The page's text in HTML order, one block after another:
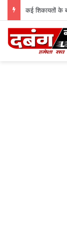
कई शिकायतों के